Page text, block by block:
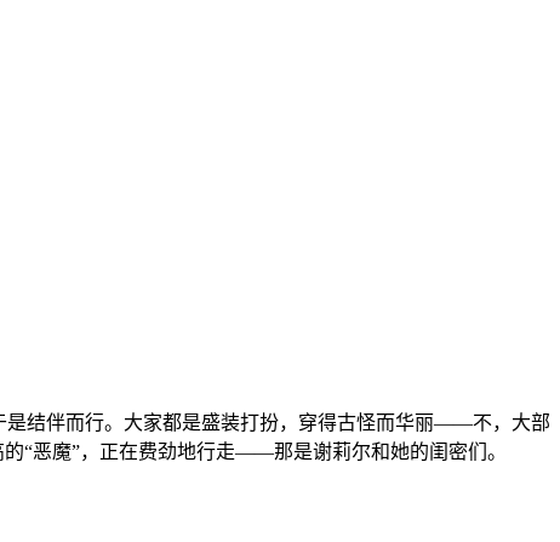
是结伴而行。大家都是盛装打扮，穿得古怪而华丽——不，大部
“恶魔”，正在费劲地行走——那是谢莉尔和她的闺密们。